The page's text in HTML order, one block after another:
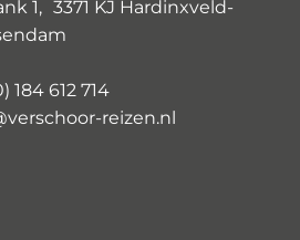
1, 3371 KJ Hardinxveld-
184 612 714
reizen.nl